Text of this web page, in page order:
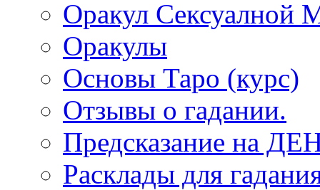
Оракул Сексуалной
Оракулы
Основы Таро (курс)
Отзывы о гадании.
Предсказание на
Расклады для